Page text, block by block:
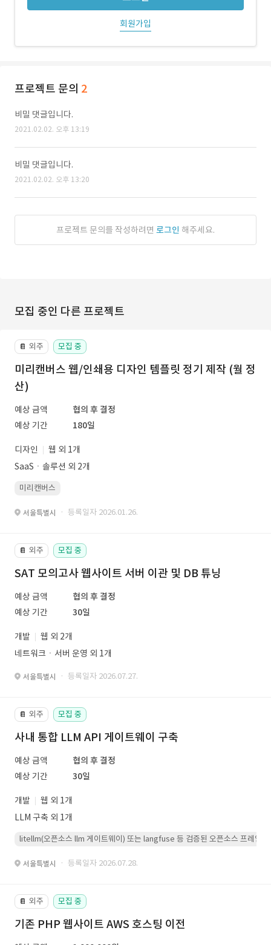
회원가입
프로젝트 문의 2
비밀 댓글입니다.
2021.02.02. 오후 13:19
비밀 댓글입니다.
2021.02.02. 오후 13:20
프로젝트 문의를 작성하려면 로그인 해주세요.
모집 중인 다른 프로젝트
📔 외주 모집 중
미리캔버스 웹/인쇄용 디자인 템플릿 정기 제작 (월 정
산)
예상 금액
협의 후 결정
예상 기간
180일
디자인
웹 외 1개
SaaSㆍ솔루션 외 2개
미리캔버스
서울특별시 · 등록일자 2026.01.26.
📔 외주 모집 중
SAT 모의고사 웹사이트 서버 이관 및 DB 튜닝
예상 금액
협의 후 결정
예상 기간
30일
개발
웹 외 2개
네트워크ㆍ서버 운영 외 1개
서울특별시 · 등록일자 2026.07.27.
📔 외주 모집 중
사내 통합 LLM API 게이트웨이 구축
예상 금액
협의 후 결정
예상 기간
30일
개발
웹 외 1개
LLM 구축 외 1개
litellm(오픈소스 llm 게이트웨이) 또는 langfuse 등 검증된 오픈소스 프레임워
서울특별시 · 등록일자 2026.07.28.
📔 외주 모집 중
기존 PHP 웹사이트 AWS 호스팅 이전